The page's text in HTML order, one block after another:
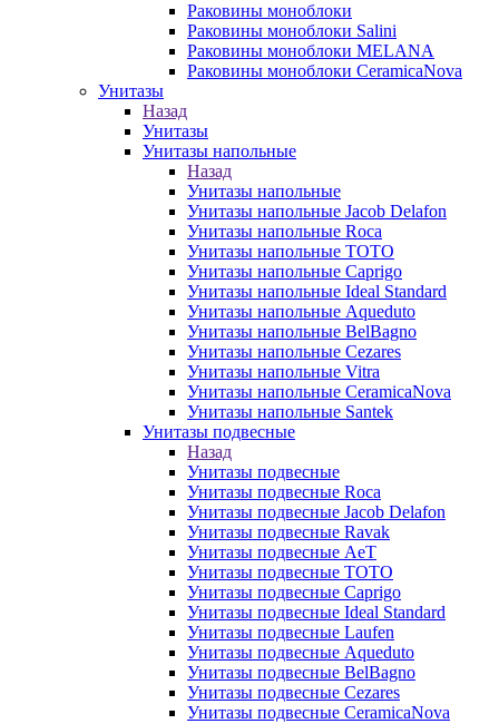
Раковины моноблоки
Раковины моноблоки Salini
Раковины моноблоки MELANA
Раковины моноблоки CeramicaNova
Унитазы
Назад
Унитазы
Унитазы напольные
Назад
Унитазы напольные
Унитазы напольные Jacob Delafon
Унитазы напольные Roca
Унитазы напольные TOTO
Унитазы напольные Caprigo
Унитазы напольные Ideal Standard
Унитазы напольные Aqueduto
Унитазы напольные BelBagno
Унитазы напольные Cezares
Унитазы напольные Vitra
Унитазы напольные CeramicaNova
Унитазы напольные Santek
Унитазы подвесные
Назад
Унитазы подвесные
Унитазы подвесные Roca
Унитазы подвесные Jacob Delafon
Унитазы подвесные Ravak
Унитазы подвесные AeT
Унитазы подвесные TOTO
Унитазы подвесные Caprigo
Унитазы подвесные Ideal Standard
Унитазы подвесные Laufen
Унитазы подвесные Aqueduto
Унитазы подвесные BelBagno
Унитазы подвесные Cezares
Унитазы подвесные CeramicaNova